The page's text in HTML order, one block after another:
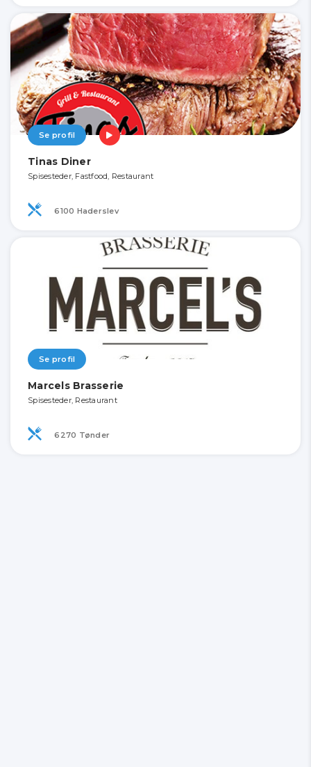
Se profil
Tinas Diner
Spisesteder, Fastfood, Restaurant
6100 Haderslev
Se profil
Marcels Brasserie
Spisesteder, Restaurant
6270 Tønder